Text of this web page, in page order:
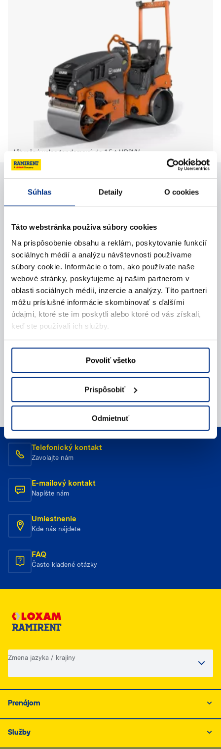
Súhlas Detaily O cookies
Táto webstránka používa súbory cookies
Na prispôsobenie obsahu a reklám, poskytovanie funkcií
sociálnych médií a analýzu návštevnosti používame
súbory cookie. Informácie o tom, ako používate naše
webové stránky, poskytujeme aj našim partnerom v
oblasti sociálnych médií, inzercie a analýzy. Títo partneri
môžu príslušné informácie skombinovať s ďalšími
údajmi, ktoré ste im poskytli alebo ktoré od vás získali,
keď ste používali ich služby.
Povoliť všetko
Prispôsobiť
Odmietnuť
Vibračný valec tandemový do 1,5 t HD8VV
Potrebujete pomoc?
Kontaktujte nás
Zavolajte nám
Napíšte nám (e-mail)
Telefonický kontakt
Zavolajte nám
E-mailový kontakt
Napíšte nám
Umiestnenie
Kde nás nájdete
FAQ
Často kladené otázky
Zmena jazyka / krajiny
Prenájom
Služby